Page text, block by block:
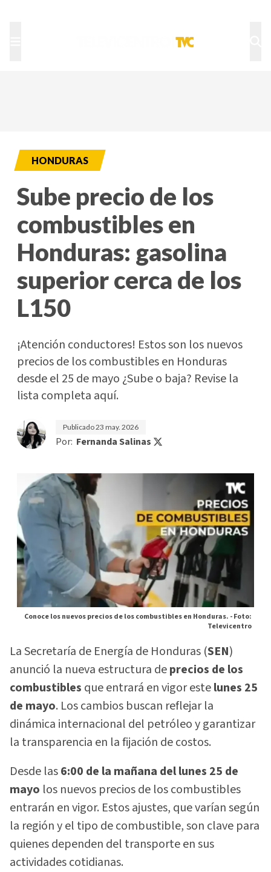
HONDURAS
Sube precio de los
combustibles en
Honduras: gasolina
superior cerca de los
L150
¡Atención conductores! Estos son los nuevos
precios de los combustibles en Honduras
desde el 25 de mayo ¿Sube o baja? Revise la
lista completa aquí.
Publicado23 may. 2026
Por: Fernanda Salinas
Conoce los nuevos precios de los combustibles en Honduras. -Foto:
Televicentro
La Secretaría de Energía de Honduras (SEN)
anunció la nueva estructura deprecios de los
combustibles que entrará en vigor estelunes 25
de mayo. Los cambios buscan reflejar la
dinámica internacional del petróleo y garantizar
la transparencia en la fijación de costos.
Desde las6:00 de la mañana del lunes 25 de
mayo los nuevos precios de los combustibles
entrarán en vigor. Estos ajustes, que varían según
la región y el tipo de combustible, son clave para
quienes dependen del transporte en sus
actividades cotidianas.